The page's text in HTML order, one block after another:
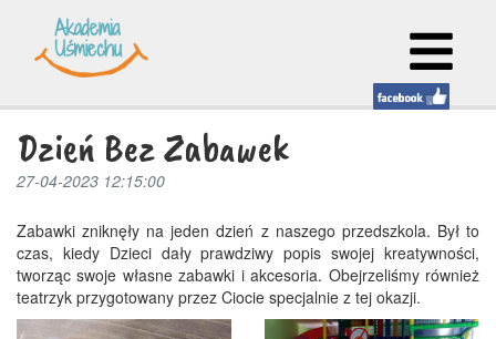
Dzień Bez Zabawek
27-04-2023 12:15:00
Zabawki zniknęły na jeden dzień z naszego przedszkola. Był to
czas, kiedy Dzieci dały prawdziwy popis swojej kreatywności,
tworząc swoje własne zabawki i akcesoria. Obejrzeliśmy również
teatrzyk przygotowany przez Ciocie specjalnie z tej okazji.